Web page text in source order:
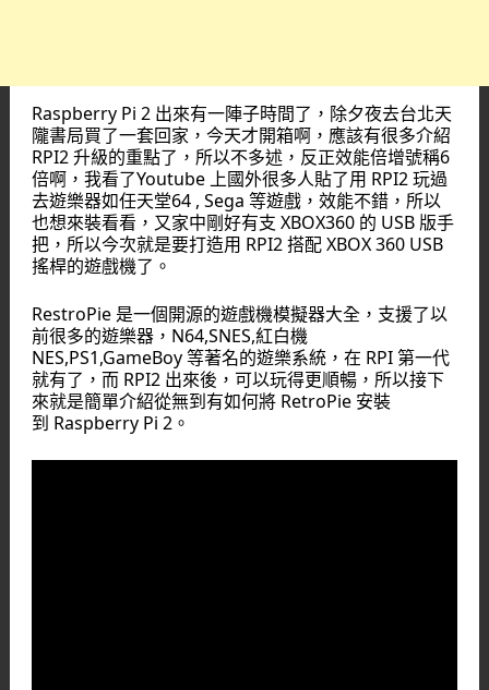
Raspberry Pi 2 出來有一陣子時間了，除夕夜去台北天
隴書局買了一套回家，今天才開箱啊，應該有很多介紹
RPI2 升級的重點了，所以不多述，反正效能倍增號稱6
倍啊，我看了Youtube 上國外很多人貼了用 RPI2 玩過
去遊樂器如任天堂64 , Sega 等遊戲，效能不錯，所以
也想來裝看看，又家中剛好有支 XBOX360 的 USB 版手
把，所以今次就是要打造用 RPI2 搭配 XBOX 360 USB
搖桿的遊戲機了。
RestroPie 是一個開源的遊戲機模擬器大全，支援了以
前很多的遊樂器，N64,SNES,紅白機
NES,PS1,GameBoy 等著名的遊樂系統，在 RPI 第一代
就有了，而 RPI2 出來後，可以玩得更順暢，所以接下
來就是簡單介紹從無到有如何將 RetroPie 安裝
到 Raspberry Pi 2。